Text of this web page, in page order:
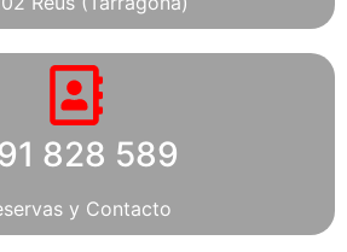
828 589
y Contacto